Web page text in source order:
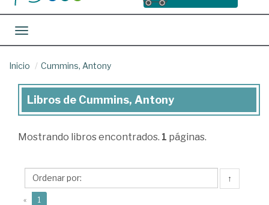
Toggle navigation
Inicio Cummins, Antony
Libros
Cummins,
Libros de Cummins, Antony
Mostrando libros encontrados. 1 páginas.
↑
« 1